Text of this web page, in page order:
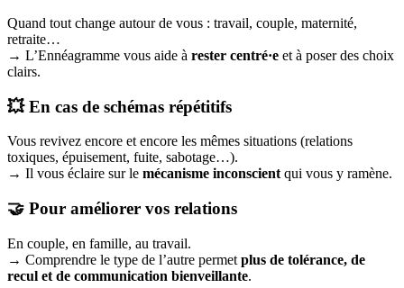
Quand tout change autour de vous : travail, couple, maternité,
retraite…
→ L’Ennéagramme vous aide à rester centré·e et à poser des choix
clairs.
💥 En cas de schémas répétitifs
Vous revivez encore et encore les mêmes situations (relations
toxiques, épuisement, fuite, sabotage…).
→ Il vous éclaire sur le mécanisme inconscientqui vous y ramène.
🤝 Pour améliorer vos relations
En couple, en famille, au travail.
→ Comprendre le type de l’autre permet plus de tolérance, de
recul et de communication bienveillante.